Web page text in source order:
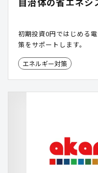
初期投資0円ではじめる
策をサポートします。
エネルギー対策